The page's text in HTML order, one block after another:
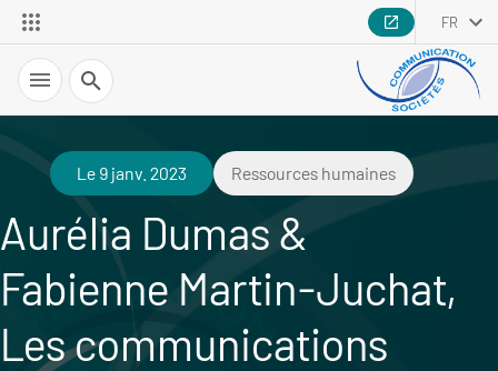
FR
Recherche
Le 9 janv. 2023 Ressources humaines
Aurélia Dumas &
Fabienne Martin-Juchat,
Les communications